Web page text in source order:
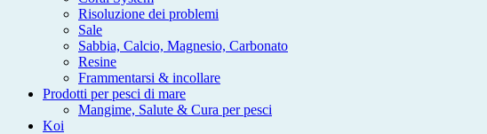
Risoluzione dei problemi
Sale
Sabbia, Calcio, Magnesio, Carbonato
Resine
Frammentarsi & incollare
Prodotti per pesci di mare
Mangime, Salute & Cura per pesci
Koi